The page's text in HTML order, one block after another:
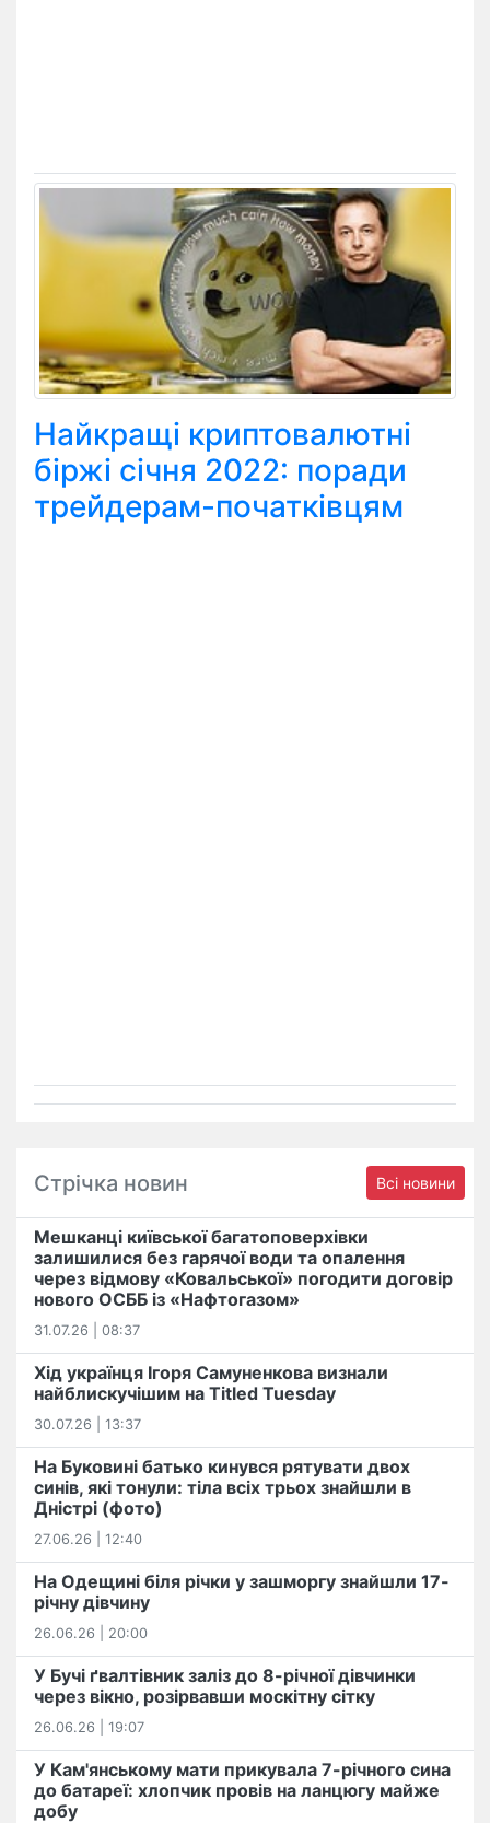
Найкращі криптовалютні
біржі січня 2022: поради
трейдерам-початківцям
Стрічка новин Всі новини
Мешканці київської багатоповерхівки
залишилися без гарячої води та опалення
через відмову «Ковальської» погодити договір
нового ОСББ із «Нафтогазом»
31.07.26 | 08:37
Хід українця Ігоря Самуненкова визнали
найблискучішим на Titled Tuesday
30.07.26 | 13:37
На Буковині батько кинувся рятувати двох
синів, які тонули: тіла всіх трьох знайшли в
Дністрі (фото)
27.06.26 | 12:40
На Одещині біля річки у зашморгу знайшли 17-
річну дівчину
26.06.26 | 20:00
У Бучі ґвалтівник заліз до 8-річної дівчинки
через вікно, розірвавши москітну сітку
26.06.26 | 19:07
У Кам'янському мати прикувала 7-річного сина
до батареї: хлопчик провів на ланцюгу майже
добу